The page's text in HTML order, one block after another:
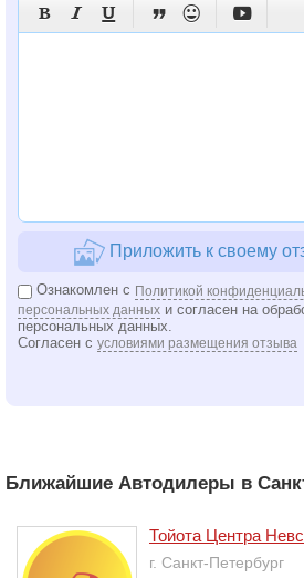
     
Приложить к своему
Ознакомлен с Политикой
персональных данных и согласен на
персональных данных.
Согласен с условиями размещения отзыва
Ближайшие Автодилеры в
Тойота Центра
г. Санкт-Петербург